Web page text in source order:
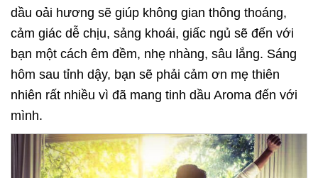
dầu oải hương sẽ giúp không gian thông thoáng,
cảm giác dễ chịu, sảng khoái, giấc ngủ sẽ đến với
bạn một cách êm đềm, nhẹ nhàng, sâu lắng. Sáng
hôm sau tỉnh dậy, bạn sẽ phải cảm ơn mẹ thiên
nhiên rất nhiều vì đã mang tinh dầu Aroma đến với
mình.